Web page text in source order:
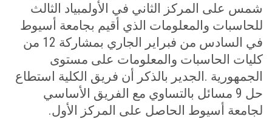
سجل الان
شمس على المركز الثاني في الأولمبياد الثالث
للحاسبات والمعلومات الذي أقيم بجامعة أسيوط
في السادس من فبراير الجاري بمشاركة 12 من
كليات الحاسبات والمعلومات على مستوى
الجمهورية .الجدير بالذكر أن فريق الكلية استطاع
حل 9 مسائل بالتساوي مع الفريق الأساسي
لجامعة أسيوط الحاصل على المركز الأول.